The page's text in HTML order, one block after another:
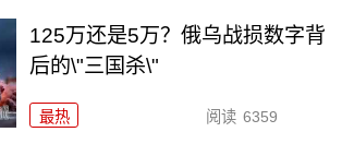
125万还是5万？俄乌战损数字背
后的\"三国杀\"
最热 阅读 6359